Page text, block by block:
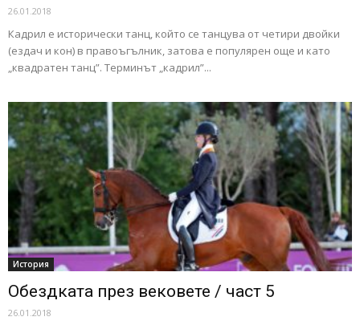
26.01.2018
Кадрил е исторически танц, който се танцува от четири двойки
(ездач и кон) в правоъгълник, затова е популярен още и като
„квадратен танц”. Терминът „кадрил”...
История
Обездката през вековете / част 5
26.01.2018